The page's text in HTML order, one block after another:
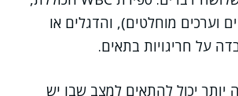
וערכים מוחלטים), והדגלים או
על חריגויות בתאים.
יותר יכול להתאים למצב שבו יש